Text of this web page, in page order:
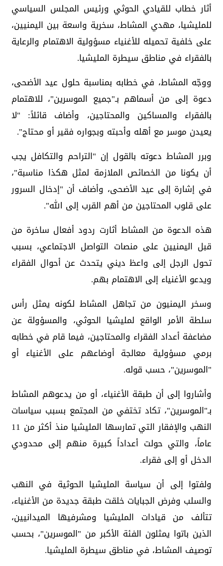
أثار خطاب للقيادي الحوثي ورئيس المجلس السياسي
للمليشيا، مهدي المشاط، سخرية واسعة بين اليمنيين،
على خلفية تحميله للأغنياء مسؤولية الاهتمام والرعاية
بالفقراء في مناطق سيطرة المليشيا.
ووجّه المشاط، في خطابه بمناسبة حلول عيد الأضحى،
دعوة إلى من أسماهم بـ"جميع الموسرين"، للاهتمام
بالفقراء والمساكين والمحتاجين، وأضاف قائلاً: "لا
يعيدن موسر مع أهله وأحبته وبجواره فقير أو محتاج".
وبرر المشاط دعوته بالقول إن "التراحم والتكافل يجب
أن يكونا من الخصائص الملازمة لمثل هكذا مناسبة"،
في إشارة إلى عيد الأضحى، وأضاف أن "إدخال السرور
على قلوب المحتاجين من أهم القرب إلى الله".
هذه الدعوة من المشاط أثارت ردود أفعال ساخرة من
قبل اليمنيين على منصات التواصل الاجتماعي، بسبب
تحول الرجل إلى واعظ ديني يتحدث عن أحوال الفقراء
ويدعو الأغنياء إلى الاهتمام بهم.
وسخر اليمنيون من تجاهل المشاط لكونه يمثل رأس
سلطة الأمر الواقع لمليشيا الحوثي، والمسؤولة عن
مضاعفة أعداد الفقراء والمحتاجين، فيما قام في خطابه
برمي مسؤولية معالجة أوضاعهم على الأغنياء أو
"الموسرين"، حسب قوله.
وأشاروا إلى أن طبقة الأغنياء، أو من يدعوهم المشاط
بـ"الموسرين"، تكاد تختفي من المجتمع بسبب سياسات
النهب والإفقار التي تمارسها المليشيا منذ أكثر من 11
عاماً، والتي حولت أعداداً كبيرة منهم إلى محدودي
الدخل أو إلى فقراء.
ولفتوا إلى أن سياسة المليشيا الحوثية في النهب
والسلب وفرض الجبايات خلقت طبقة جديدة من الأغنياء،
تتألف من قيادات المليشيا ومشرفيها الميدانيين،
الذين باتوا يمثلون الفئة الأكبر من "الموسرين"، بحسب
توصيف المشاط، في مناطق سيطرة المليشيا.